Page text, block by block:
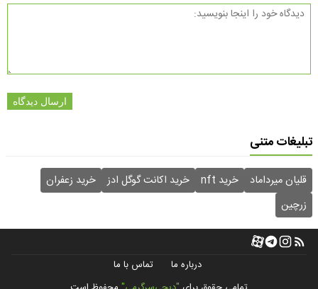
ارسال دیدگاه
تبلیغات متنی
قلیان میرداماد خرید nft خرید اکانت گوگل ادز
خرید زعفران
زرچین
درباره ما
تماس با ما